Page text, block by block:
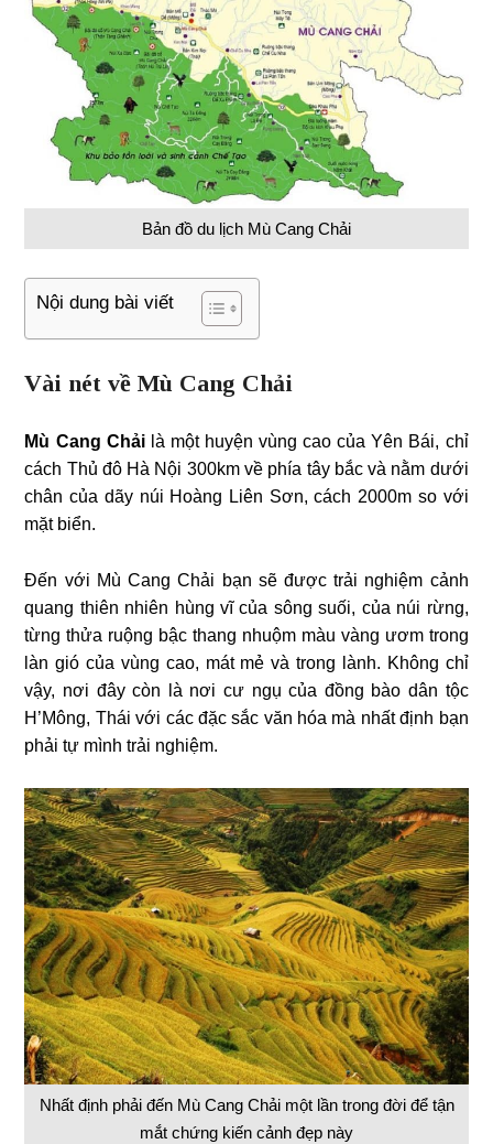
Bản đồ du lịch Mù Cang Chải
Nội dung bài viết
Vài nét về Mù Cang Chải
Mù Cang Chảilà một huyện vùng cao của Yên Bái, chỉ
cách Thủ đô Hà Nội 300km về phía tây bắc và nằm dưới
chân của dãy núi Hoàng Liên Sơn, cách 2000m so với
mặt biển.
Đến với Mù Cang Chải bạn sẽ được trải nghiệm cảnh
quang thiên nhiên hùng vĩ của sông suối, của núi rừng,
từng thửa ruộng bậc thang nhuộm màu vàng ươm trong
làn gió của vùng cao, mát mẻ và trong lành. Không chỉ
vậy, nơi đây còn là nơi cư ngụ của đồng bào dân tộc
H’Mông, Thái với các đặc sắc văn hóa mà nhất định bạn
phải tự mình trải nghiệm.
Nhất định phải đến Mù Cang Chải một lần trong đời để tận
mắt chứng kiến cảnh đẹp này